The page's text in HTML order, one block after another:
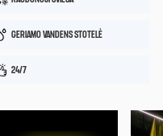
GERIAMO VANDENS STOTELĖ
24/7